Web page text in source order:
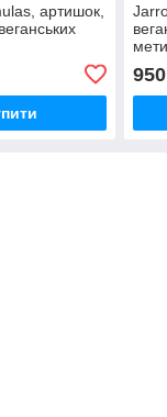
артишок,
950